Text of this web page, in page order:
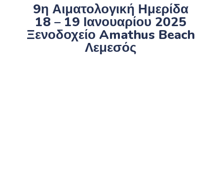
9η Αιματολογική Ημερίδα
18 – 19 Ιανουαρίου 2025
Ξενοδοχείο Amathus Beach
Λεμεσός